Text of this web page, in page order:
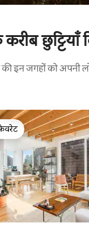
छुट्टियाँ
इन जगहों को अपनी